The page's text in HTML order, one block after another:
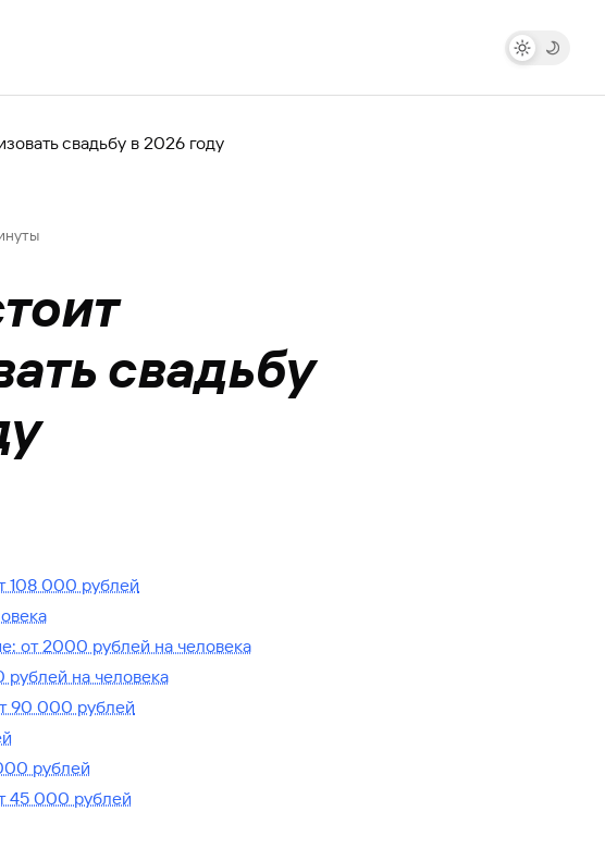
свадьбу в 2026 году
свадьбу
108 000 рублей
от 2000 рублей на человека
на человека
90 000 рублей
рублей
45 000 рублей